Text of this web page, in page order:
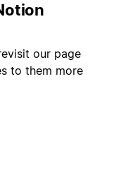
our page
to them more